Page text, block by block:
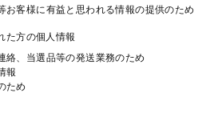
お客様に有益と思われる情報の提供のため
た方の個人情報
絡、当選品等の発送業務のため
報
ため